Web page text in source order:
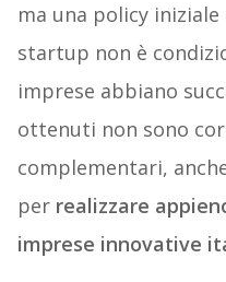
ma una policy
startup non è
imprese abbiano
ottenuti non sono
complementari,
per realizzare
imprese innovative